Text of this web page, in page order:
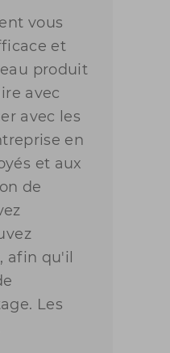
vous
et
produit
avec
avec les
en
et aux
de
afin qu'il
Les